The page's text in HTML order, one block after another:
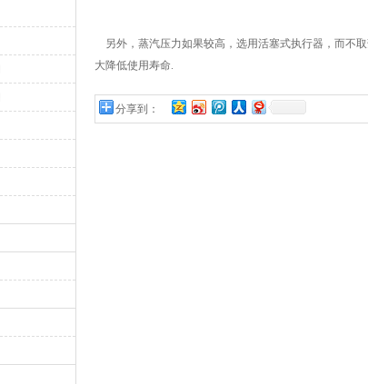
另外，蒸汽压力如果较高，选用活塞式执行器，而不
大降低使用寿命.
分享到：